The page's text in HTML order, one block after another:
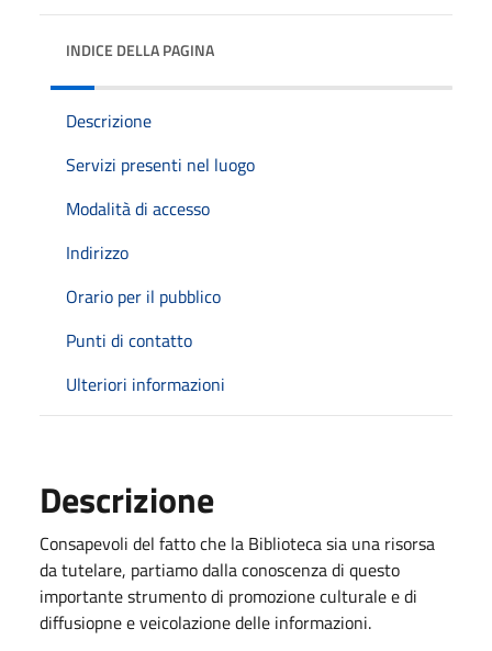
INDICE DELLA PAGINA
Descrizione
Servizi presenti nel luogo
Modalità di accesso
Indirizzo
Orario per il pubblico
Punti di contatto
Ulteriori informazioni
Descrizione
Consapevoli del fatto che la Biblioteca sia una risorsa
da tutelare, partiamo dalla conoscenza di questo
importante strumento di promozione culturale e di
diffusiopne e veicolazione delle informazioni.